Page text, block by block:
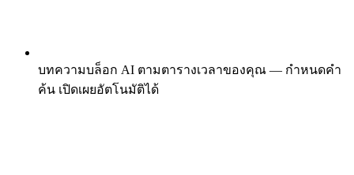
บทความบล็อก AI ตามตารางเวลาของคุณ — กำหนดคำ
ค้น เปิดเผยอัตโนมัติได้